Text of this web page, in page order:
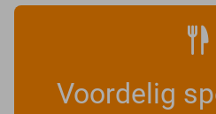
Voordelig